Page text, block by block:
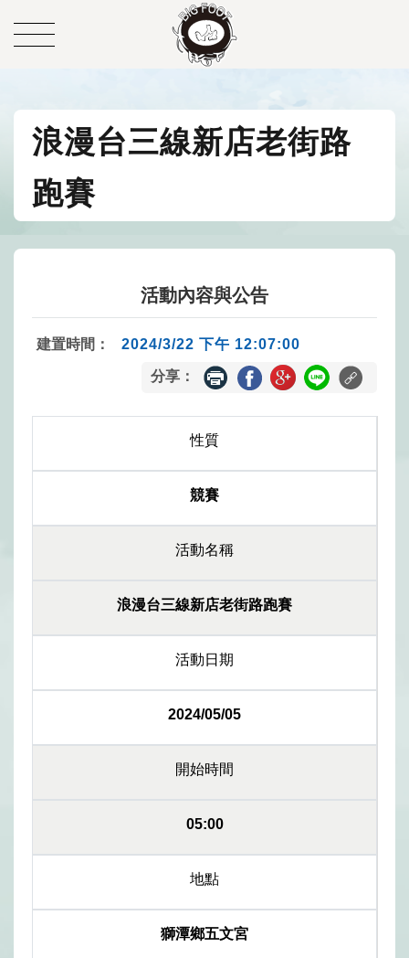
浪漫台三線新店老街路
跑賽
活動內容與公告
建置時間： 2024/3/22 下午 12:07:00
分享：
性質
競賽
活動名稱
浪漫台三線新店老街路跑賽
活動日期
2024/05/05
開始時間
05:00
地點
獅潭鄉五文宮